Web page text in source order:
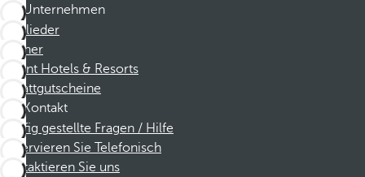
Unternehmen
Mitglieder
Partner
Dorint Hotels & Resorts
Rabattgutscheine
Kontakt
Häufig gestellte Fragen / Hilfe
Reservieren Sie Telefonisch
Kontaktieren Sie uns